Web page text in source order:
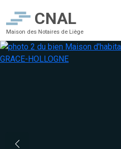
CNAL
Maison des Notaires de Liège